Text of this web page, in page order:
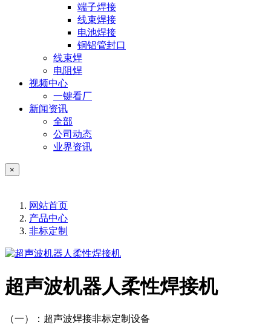
端子焊接
线束焊接
电池焊接
铜铝管封口
线束焊
电阻焊
视频中心
一键看厂
新闻资讯
全部
公司动态
业界资讯
×
网站首页
产品中心
非标定制
超声波机器人柔性焊接机
（一）：超声波焊接非标定制设备